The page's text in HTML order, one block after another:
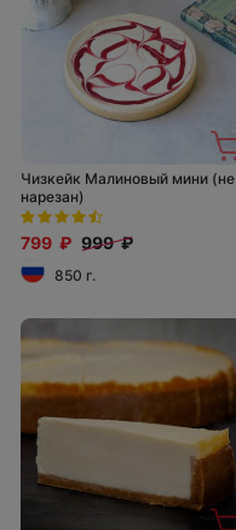
Чизкейк Малиновый мини (не
нарезан)
799 ₽ 999 ₽
850 г.